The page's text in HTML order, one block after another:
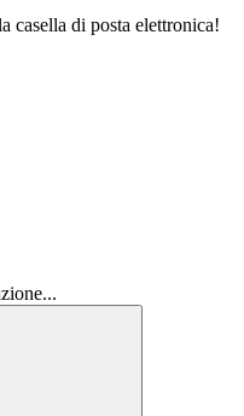
casella di posta elettronica!